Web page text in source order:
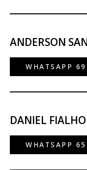
ANDERSON
WHATSAPP
DANIEL
WHATSAPP